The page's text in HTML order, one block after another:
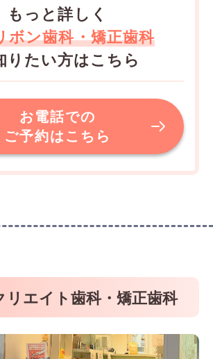
もっと詳しく
ボン歯科・矯正歯科
りたい方はこちら
お電話での
ご予約はこちら
リエイト歯科・矯正歯科